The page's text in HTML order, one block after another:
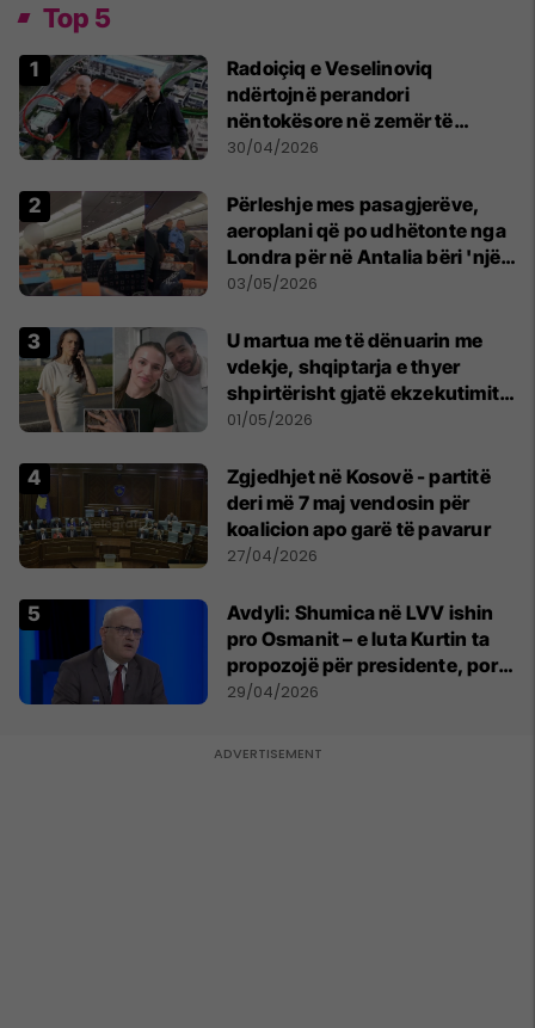
Top 5
Radoiçiq e Veselinoviq
ndërtojnë perandori
nëntokësore në zemër të
Beogradit, nën vilat e tyre
30/04/2026
Përleshje mes pasagjerëve,
aeroplani që po udhëtonte nga
Londra për në Antalia bëri 'një
ulje emergjente' në Prishtinë
03/05/2026
U martua me të dënuarin me
vdekje, shqiptarja e thyer
shpirtërisht gjatë ekzekutimit
të Broadnax
01/05/2026
Zgjedhjet në Kosovë - partitë
deri më 7 maj vendosin për
koalicion apo garë të pavarur
27/04/2026
Avdyli: Shumica në LVV ishin
pro Osmanit – e luta Kurtin ta
propozojë për presidente, por
s’më dëgjoi
29/04/2026